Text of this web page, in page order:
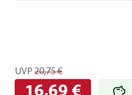
UVP 20,75 €